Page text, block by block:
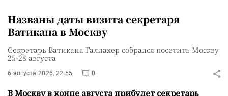
Названы даты визита секретаря
Ватикана в Москву
Секретарь Ватикана Галлахер собрался посетить Москву
25-28 августа
6 августа 2026, 22:55 0
В Москву в конце августа прибудет секретарь